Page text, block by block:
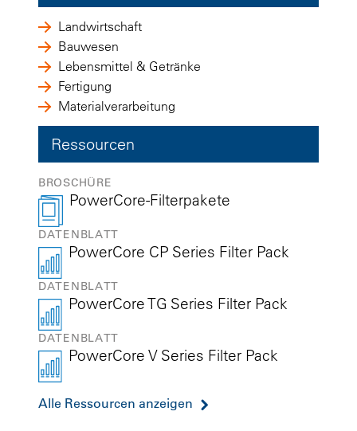
Landwirtschaft
Bauwesen
Lebensmittel & Getränke
Fertigung
Materialverarbeitung
Ressourcen
BROSCHÜRE
PowerCore-Filterpakete
DATENBLATT
PowerCore CP Series Filter Pack
DATENBLATT
PowerCore TG Series Filter Pack
DATENBLATT
PowerCore V Series Filter Pack
Alle Ressourcen anzeigen